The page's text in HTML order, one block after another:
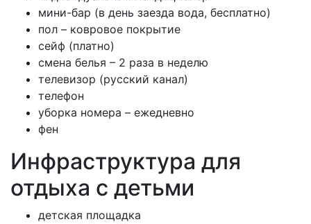
мини-бар (в день заезда вода, бесплатно)
пол – ковровое покрытие
сейф (платно)
смена белья – 2 раза в неделю
телевизор (русский канал)
телефон
уборка номера – ежедневно
фен
Инфраструктура для
отдыха с детьми
детская площадка